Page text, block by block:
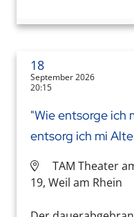
18
September 2026
20:15
"Wie entsorge ich
entsorg ich mi
TAM Theater
19, Weil am Rhein